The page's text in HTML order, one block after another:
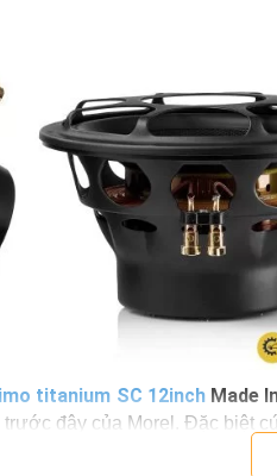
titanium SC 12inchMade
đây của Morel. Đặc biệt